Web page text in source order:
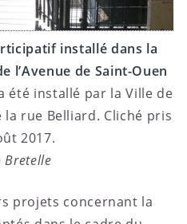
installé dans la
l’Avenue de Saint-Ouen
été installé par la Ville de
la rue Belliard. Cliché pris
2017.
Bretelle
projets concernant la